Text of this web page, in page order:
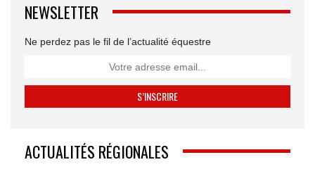
NEWSLETTER
Ne perdez pas le fil de l’actualité équestre
ACTUALITÉS RÉGIONALES